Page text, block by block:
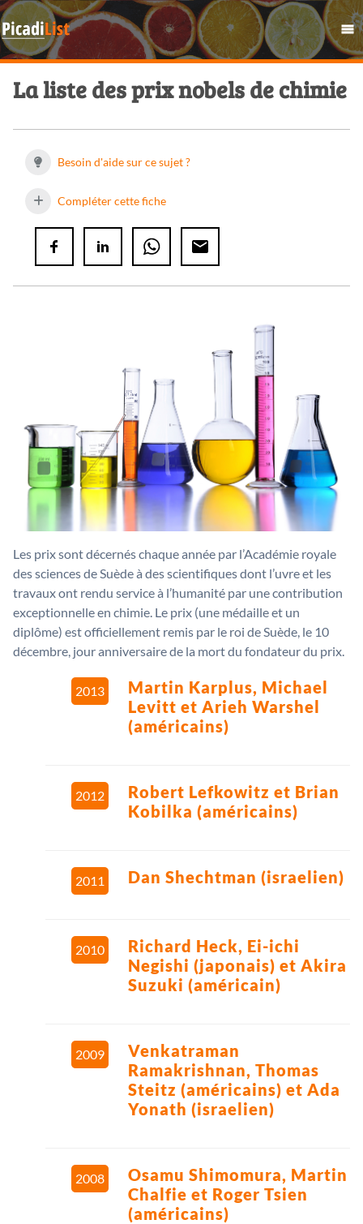
La liste des prix nobels de chimie
Besoin d'aide sur ce sujet ?
Compléter cette fiche
Les prix sont décernés chaque année par l’Académie royale
des sciences de Suède à des scientifiques dont l’uvre et les
travaux ont rendu service à l’humanité par une contribution
exceptionnelle en chimie. Le prix (une médaille et un
diplôme) est officiellement remis par le roi de Suède, le 10
décembre, jour anniversaire de la mort du fondateur du prix.
2013
Martin Karplus, Michael
Levitt et Arieh Warshel
(américains)
2012
Robert Lefkowitz et Brian
Kobilka (américains)
2011 Dan Shechtman (israelien)
2010
Richard Heck, Ei-ichi
Negishi (japonais) et Akira
Suzuki (américain)
2009
Venkatraman
Ramakrishnan, Thomas
Steitz (américains) et Ada
Yonath (israelien)
2008
Osamu Shimomura, Martin
Chalfie et Roger Tsien
(américains)